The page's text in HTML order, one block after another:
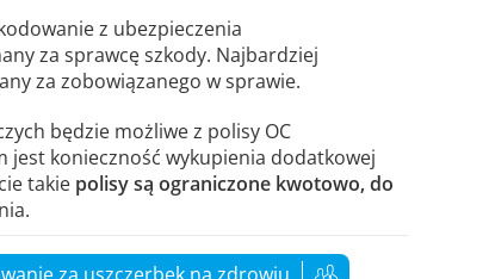
z ubezpieczenia
za sprawcę szkody. Najbardziej
za zobowiązanego w sprawie.
będzie możliwe z polisy OC
jest konieczność wykupienia dodatkowej
takie polisy są ograniczone kwotowo, do